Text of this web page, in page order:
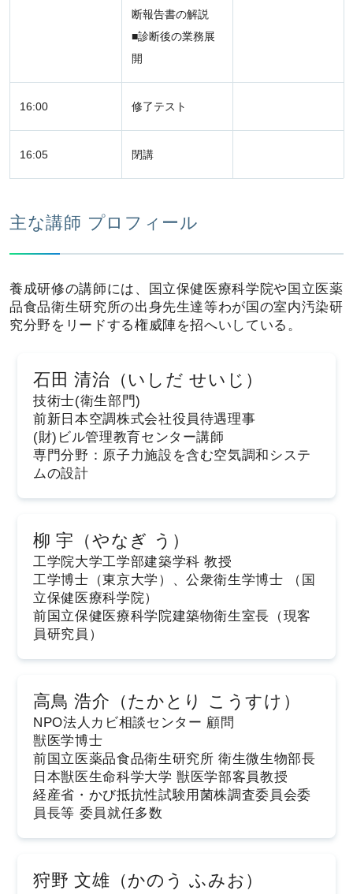
断報告書の解説
■診断後の業務展
開
16:00 修了テスト
16:05 閉講
主な講師 プロフィール
養成研修の講師には、国立保健医療科学院や国立医薬
品食品衛生研究所の出身先生達等わが国の室内汚染研
究分野をリードする権威陣を招へいしている。
石田 清治（いしだ せいじ）
技術士(衛生部門)
前新日本空調株式会社役員待遇理事
(財)ビル管理教育センター講師
専門分野：原子力施設を含む空気調和システ
ムの設計
柳 宇（やなぎ う）
工学院大学工学部建築学科 教授
工学博士（東京大学）、公衆衛生学博士 （国
立保健医療科学院）
前国立保健医療科学院建築物衛生室長（現客
員研究員）
高鳥 浩介（たかとり こうすけ）
NPO法人カビ相談センター 顧問
獣医学博士
前国立医薬品食品衛生研究所 衛生微生物部長
日本獣医生命科学大学 獣医学部客員教授
経産省・かび抵抗性試験用菌株調査委員会委
員長等 委員就任多数
狩野 文雄（かのう ふみお）